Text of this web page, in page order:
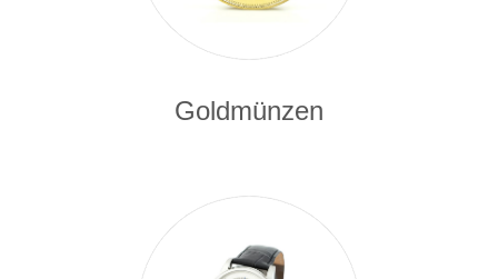
Goldmünzen